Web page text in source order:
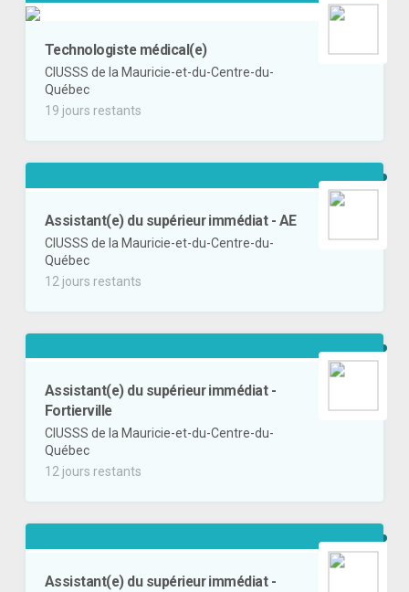
Technologiste médical(e)
CIUSSS de la Mauricie-et-du-Centre-du-
Québec
19 jours restants
Assistant(e) du supérieur immédiat - AE
CIUSSS de la Mauricie-et-du-Centre-du-
Québec
12 jours restants
Assistant(e) du supérieur immédiat -
Fortierville
CIUSSS de la Mauricie-et-du-Centre-du-
Québec
12 jours restants
Assistant(e) du supérieur immédiat -